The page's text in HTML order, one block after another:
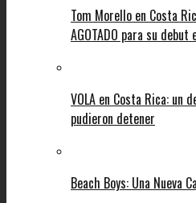
Tom Morello en Costa
AGOTADO para su debut
VOLA en Costa Rica: un
pudieron detener
Beach Boys: Una Nueva